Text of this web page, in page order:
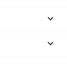

keyboard_arrow_down